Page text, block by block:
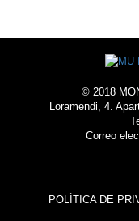
© 2018
Loramendi, 4.
Correo
POLÍTICA DE